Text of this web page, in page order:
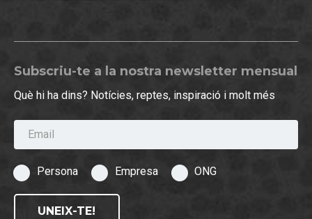
Subscriu-te a la nostra newsletter mensual
Què hi ha dins? Notícies, reptes, inspiració i molt més
Email
Persona Empresa ONG
UNEIX-TE!